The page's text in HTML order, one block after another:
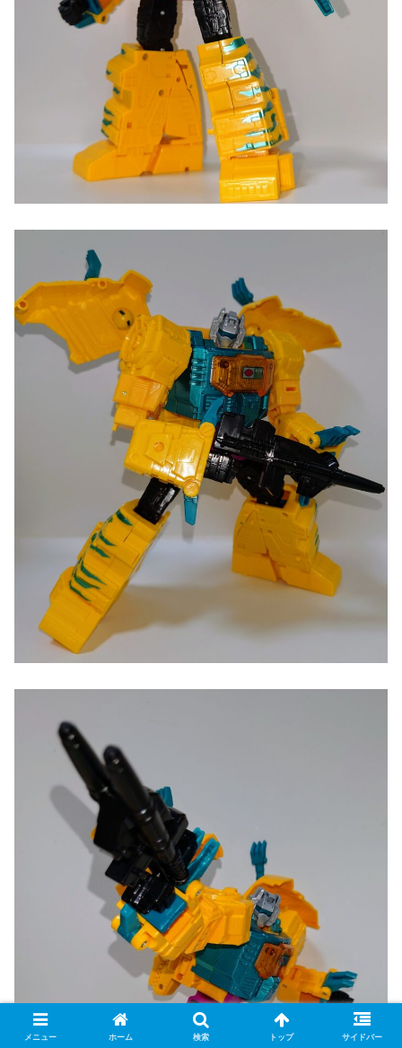
メニュー ホーム 検索 トップ サイドバー